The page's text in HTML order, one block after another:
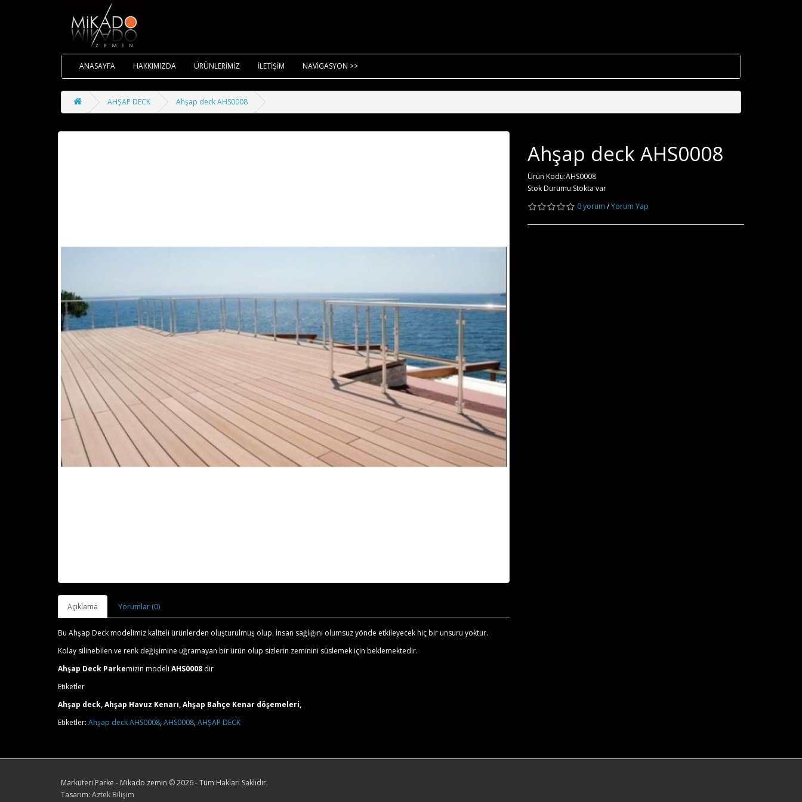
ANASAYFA HAKKIMIZDA ÜRÜNLERİMİZ İLETİŞİM NAVİGASYON >>
AHŞAP DECK Ahşap deck AHS0008
Açıklama Yorumlar (0)
Bu Ahşap Deck modelimiz kaliteli ürünlerden oluşturulmuş olup. İnsan sağlığını olumsuz yönde etkileyecek hiç bir unsuru yoktur.
Kolay silinebilen ve renk değişimine uğramayan bir ürün olup sizlerin zeminini süslemek için beklemektedir.
Ahşap Deck Parkemizin modeli AHS0008 dir
Etiketler
Ahşap deck, Ahşap Havuz Kenarı, Ahşap Bahçe Kenar döşemeleri,
Ahşap deck AHS0008
Ürün Kodu:AHS0008
Stok Durumu:Stokta var
0 yorum /Yorum Yap
Etiketler: Ahşap deck AHS0008,AHS0008,AHŞAP DECK
Marküteri Parke - Mikado zemin ©2026 - Tüm Hakları Saklıdır.
Tasarım: Aztek Bilişim